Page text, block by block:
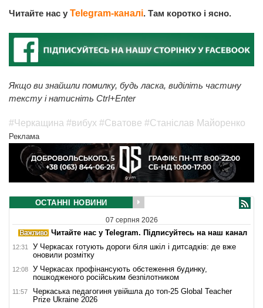
Читайте нас у Telegram-каналі. Там коротко і ясно.
Якщо ви знайшли помилку, будь ласка, виділіть частину
тексту і натисніть Ctrl+Enter
#Черкащина #вибух #Сватове #Станіслав Майоренко
Реклама
ОСТАННІ НОВИНИ
07 серпня 2026
Читайте нас у Telegram. Підписуйтесь на наш канал
12:31
У Черкасах готують дороги біля шкіл і дитсадків: де вже
оновили розмітку
12:08
У Черкасах профінансують обстеження будинку,
пошкодженого російським безпілотником
11:57
Черкаська педагогиня увійшла до топ-25 Global Teacher
Prize Ukraine 2026